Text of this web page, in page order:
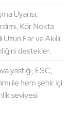
Uyarısı,
Kör Nokta
Far ve Akıllı
destekler.
yastığı, ESC,
ile hem şehir içi
seviyesi